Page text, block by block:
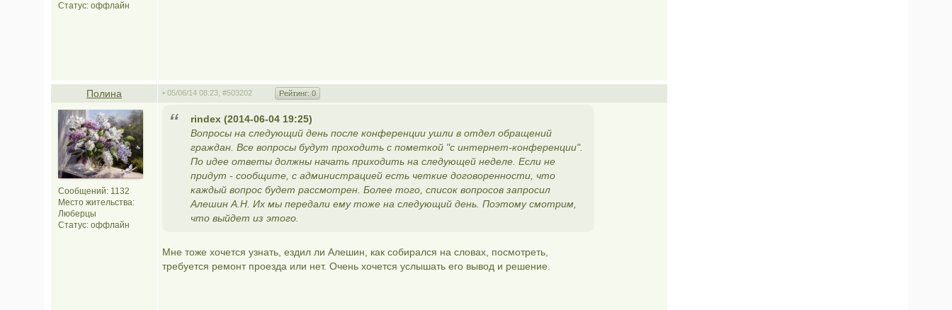
Статус: оффлайн
Полина • 05/06/14 08:23, #503202 Рейтинг: 0
Сообщений: 1132
Место жительства:
Люберцы
Статус: оффлайн
rindex (2014-06-04 19:25)
Вопросы на следующий день после конференции ушли в отдел обращений
граждан. Все вопросы будут проходить с пометкой "с интернет-конференции".
По идее ответы должны начать приходить на следующей неделе. Если не
придут - сообщите, с администрацией есть четкие договоренности, что
каждый вопрос будет рассмотрен. Более того, список вопросов запросил
Алешин А.Н. Их мы передали ему тоже на следующий день. Поэтому смотрим,
что выйдет из этого.
Мне тоже хочется узнать, ездил ли Алешин, как собирался на словах, посмотреть,
требуется ремонт проезда или нет. Очень хочется услышать его вывод и решение.